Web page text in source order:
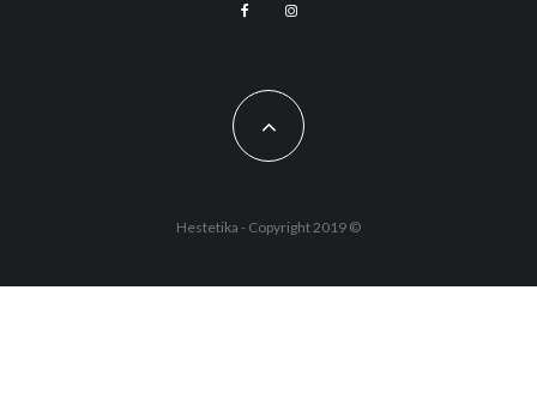
Hestetika - Copyright 2019 ©